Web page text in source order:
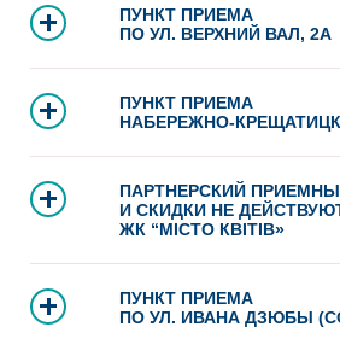
ПУНКТ ПРИЕМА
ПО УЛ. ВЕРХНИЙ ВАЛ, 2А
ПУНКТ ПРИЕМА
НАБЕРЕЖНО-
ПАРТНЕРСКИЙ
И СКИДКИ НЕ
ЖК “МІСТО КВІТІВ»
ПУНКТ ПРИЕМА
ПО УЛ. ИВАНА ДЗЮБЫ